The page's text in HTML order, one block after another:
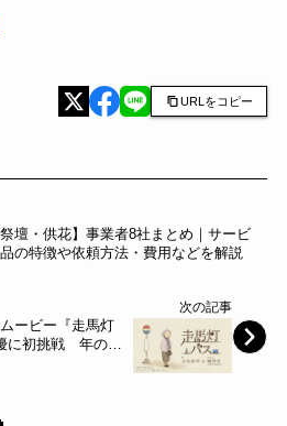
URLをコピー
祭壇・供花】事業者8社まとめ｜サービ
の特徴や依頼方法・費用などを解説
次の記事
ービー『走馬灯
に初挑戦 年の瀬